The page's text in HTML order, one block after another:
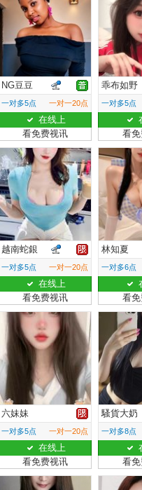
NG豆豆
一对多5点 一对一20点
在线上
看免费视讯
乖布如野
一对多5点
看
越南蛇銀
一对多5点 一对一20点
在线上
看免费视讯
林知夏
一对多6点
看
六妹妹
一对多5点 一对一20点
在线上
看免费视讯
騷貨大奶
一对多8点
看